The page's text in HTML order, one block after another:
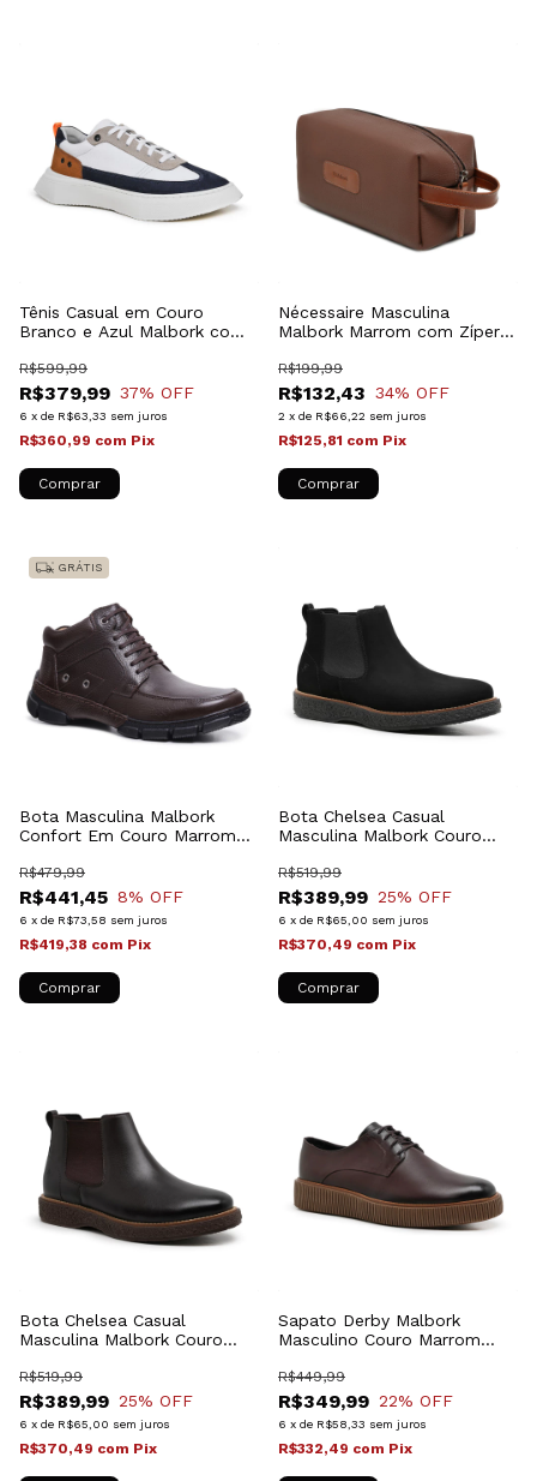
Tênis Casual em Couro
Branco e Azul Malbork com
R$379,99
R$599,99
37% OFF
6 x de R$63,33 sem juros
R$360,99 com Pix
Comprar
Nécessaire Masculina
Malbork Marrom com Zíper
R$132,43
R$199,99
34% OFF
2 x de R$66,22 sem juros
R$125,81 com Pix
Comprar
GRÁTIS
Bota Masculina Malbork
Confort Em Couro Marrom
R$441,45
R$479,99
8% OFF
6 x de R$73,58 sem juros
R$419,38 com Pix
Comprar
Bota Chelsea Casual
Masculina Malbork Couro
R$389,99
R$519,99
25% OFF
6 x de R$65,00 sem juros
R$370,49 com Pix
Comprar
Bota Chelsea Casual
Masculina Malbork Couro
R$389,99
R$519,99
25% OFF
6 x de R$65,00 sem juros
R$370,49 com Pix
Sapato Derby Malbork
Masculino Couro Marrom
R$349,99
R$449,99
22% OFF
6 x de R$58,33 sem juros
R$332,49 com Pix